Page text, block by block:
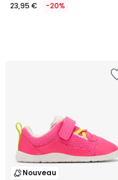
23,95 € -20%
Nouveau